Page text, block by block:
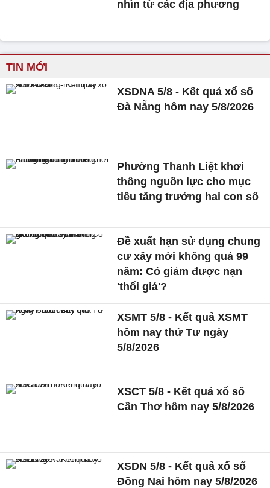
nhìn từ các địa phương
TIN MỚI
XSDNA 5/8 - Kết quả xổ số
Đà Nẵng hôm nay 5/8/2026
Phường Thanh Liệt khơi
thông nguồn lực cho mục
tiêu tăng trưởng hai con số
Đề xuất hạn sử dụng chung
cư xây mới không quá 99
năm: Có giảm được nạn
'thổi giá'?
XSMT 5/8 - Kết quả XSMT
hôm nay thứ Tư ngày
5/8/2026
XSCT 5/8 - Kết quả xổ số
Cần Thơ hôm nay 5/8/2026
XSDN 5/8 - Kết quả xổ số
Đồng Nai hôm nay 5/8/2026